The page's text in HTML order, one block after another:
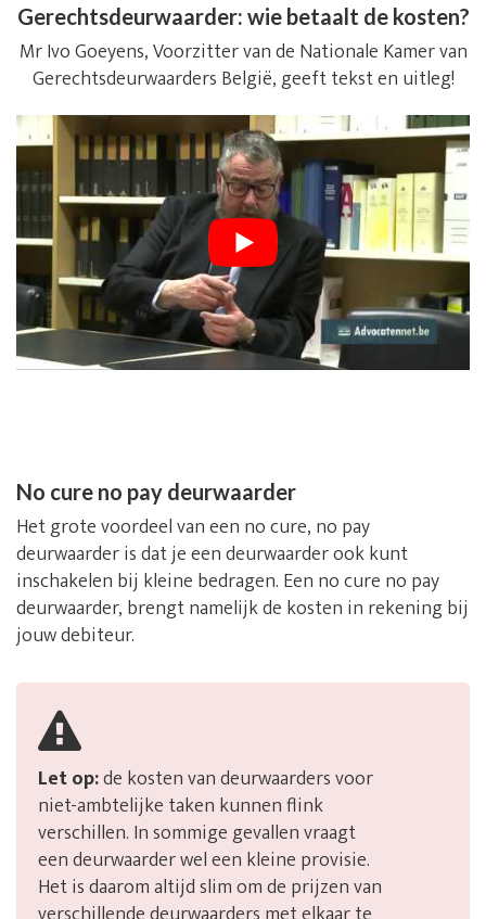
Gerechtsdeurwaarder: wie betaalt de kosten?
Mr Ivo Goeyens, Voorzitter van de Nationale Kamer van
Gerechtsdeurwaarders België, geeft tekst en uitleg!
No cure no pay deurwaarder
Het grote voordeel van een no cure, no pay
deurwaarder is dat je een deurwaarder ook kunt
inschakelen bij kleine bedragen. Een no cure no pay
deurwaarder, brengt namelijk de kosten in rekening bij
jouw debiteur.
Let op:de kosten van deurwaarders voor
niet-ambtelijke taken kunnen flink
verschillen. In sommige gevallen vraagt
een deurwaarder wel een kleine provisie.
Het is daarom altijd slim om de prijzen van